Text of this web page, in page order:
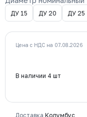
ДУ 15 ДУ 20 ДУ 25
Цена с НДС на 07.08.2026
В наличии 4 шт
Доставка Колумбус